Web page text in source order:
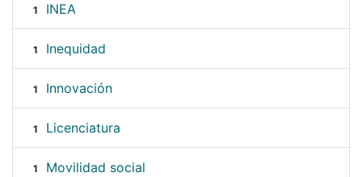
1 INEA
1 Inequidad
1 Innovación
1 Licenciatura
1 Movilidad social